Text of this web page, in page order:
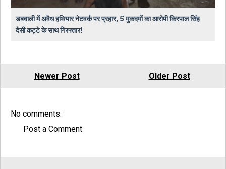
डबवाली में अवैध हथियार नेटवर्क पर प्रहार, 5 मुकदमों का आरोपी किरपाल सिंह
देसी कट्टे के साथ गिरफ्तार!
Newer Post Older Post
No comments:
Post a Comment